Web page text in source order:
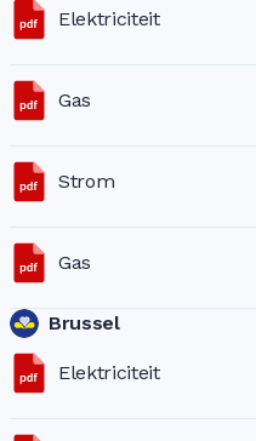
Elektriciteit
Gas
Strom
Gas
Brussel
Elektriciteit